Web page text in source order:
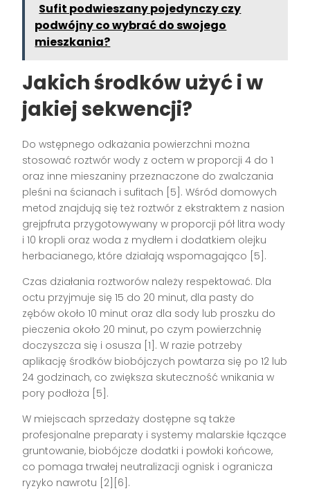
Sufit podwieszany pojedynczy czy
podwójny co wybrać do swojego
mieszkania?
Jakich środków użyć i w
jakiej sekwencji?
Do wstępnego odkażania powierzchni można
stosować roztwór wody z octem w proporcji 4 do 1
oraz inne mieszaniny przeznaczone do zwalczania
pleśni na ścianach i sufitach [5]. Wśród domowych
metod znajdują się też roztwór z ekstraktem z nasion
grejpfruta przygotowywany w proporcji pół litra wody
i 10 kropli oraz woda z mydłem i dodatkiem olejku
herbacianego, które działają wspomagająco [5].
Czas działania roztworów należy respektować. Dla
octu przyjmuje się 15 do 20 minut, dla pasty do
zębów około 10 minut oraz dla sody lub proszku do
pieczenia około 20 minut, po czym powierzchnię
doczyszcza się i osusza [1]. W razie potrzeby
aplikację środków biobójczych powtarza się po 12 lub
24 godzinach, co zwiększa skuteczność wnikania w
pory podłoża [5].
W miejscach sprzedaży dostępne są także
profesjonalne preparaty i systemy malarskie łączące
gruntowanie, biobójcze dodatki i powłoki końcowe,
co pomaga trwałej neutralizacji ognisk i ogranicza
ryzyko nawrotu [2][6].